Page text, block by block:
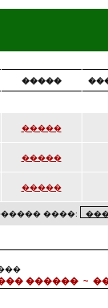
�����
�����
�����
�����
����:
������~